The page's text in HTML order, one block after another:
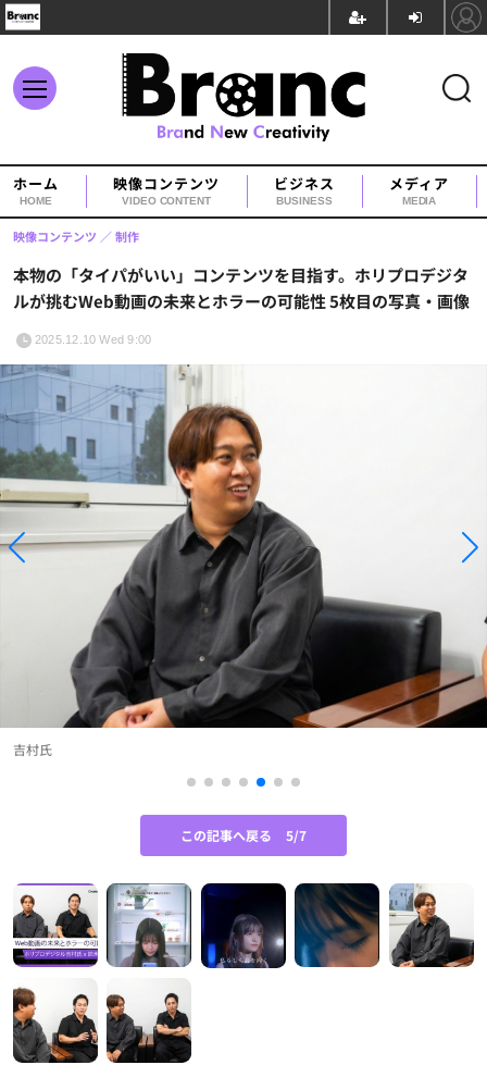
ホーム
HOME
映像コンテンツ
VIDEO CONTENT
ビジネス
BUSINESS
メディア
MEDIA
本物の「タイパがいい」コンテンツを目指す。ホリプロデジタ
ルが挑むWeb動画の未来とホラーの可能性 5枚目の写真・画像
映像コンテンツ 制作
2025.12.10 Wed 9:00
吉村氏
この記事へ戻る 5/7